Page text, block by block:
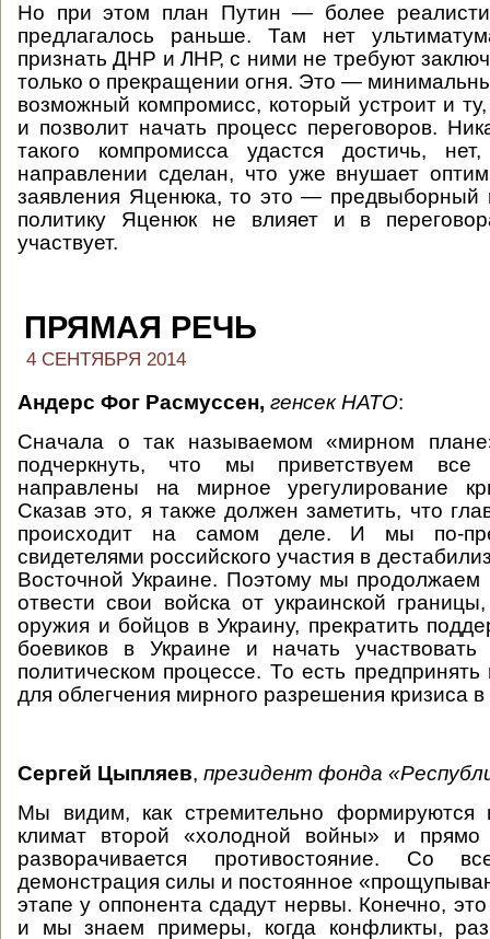
Но при этом план Путин — более
предлагалось раньше. Там нет
признать ДНР и ЛНР, с ними не требуют
только о прекращении огня. Это —
возможный компромисс, который устроит и
и позволит начать процесс переговоров.
такого компромисса удастся достичь,
направлении сделан, что уже внушает
заявления Яценюка, то это —
политику Яценюк не влияет и в
участвует.
ПРЯМАЯ РЕЧЬ
4 СЕНТЯБРЯ 2014
Андерс Фог Расмуссен, генсек НАТО:
Сначала о так называемом «мирном
подчеркнуть, что мы приветствуем все
направлены на мирное урегулирование
Сказав это, я также должен заметить, что
происходит на самом деле. И мы по-
свидетелями российского участия в
Восточной Украине. Поэтому мы продолжаем
отвести свои войска от украинской
оружия и бойцов в Украину, прекратить
боевиков в Украине и начать участвовать
политическом процессе. То есть
для облегчения мирного разрешения кризиса
Сергей Цыпляев, президент фонда
Мы видим, как стремительно формируются
климат второй «холодной войны» и
разворачивается противостояние. Со
демонстрация силы и постоянное
этапе у оппонента сдадут нервы. Конечно,
и мы знаем примеры, когда конфликты,